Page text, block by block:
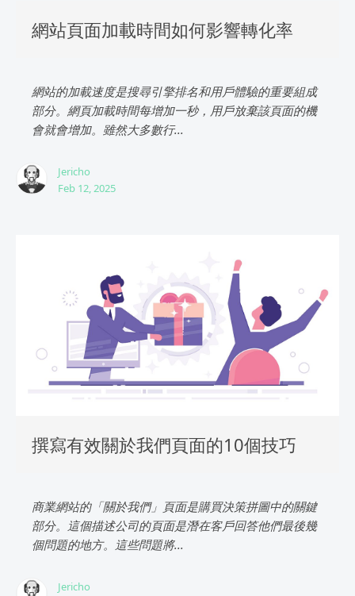
網站頁面加載時間如何影響轉化率
網站的加載速度是搜尋引擎排名和用戶體驗的重要組成
部分。網頁加載時間每增加一秒，用戶放棄該頁面的機
會就會增加。雖然大多數行...
Jericho
Feb 12, 2025
撰寫有效關於我們頁面的10個技巧
商業網站的「關於我們」頁面是購買決策拼圖中的關鍵
部分。這個描述公司的頁面是潛在客戶回答他們最後幾
個問題的地方。這些問題將...
Jericho